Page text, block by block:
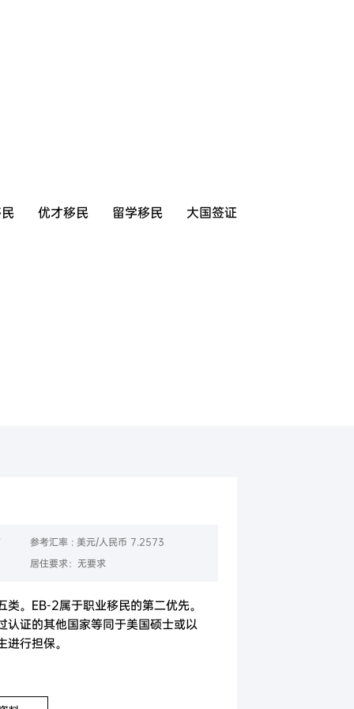
优才移民 留学移民 大国签证
参考汇率 : 美元/人民币 7.2573
居住要求：无要求
。EB-2属于职业移民的第二优先。
认证的其他国家等同于美国硕士或以
行担保。